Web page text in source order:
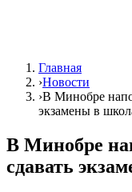
Главная
›Новости
›В Минобре
экзамены в
В Минобре
сдавать